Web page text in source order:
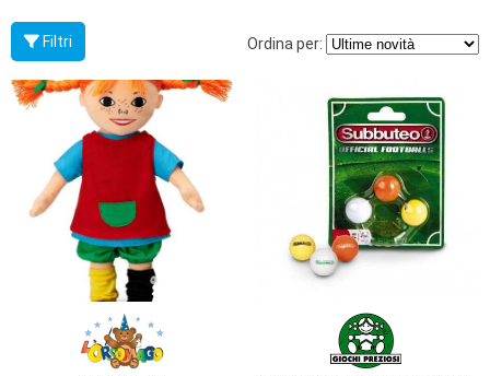
PELUCHE-
GADGET
PRIMA
INFANZIA
PUZZLE
SYLVANIAN
VALIGERIA-
BORSETTE
Filtri Ordina per: